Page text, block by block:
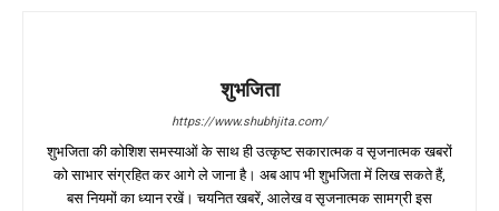
शुभजिता
https://www.shubhjita.com/
शुभजिता की कोशिश समस्याओं के साथ ही उत्कृष्ट सकारात्मक व सृजनात्मक खबरों
को साभार संग्रहित कर आगे ले जाना है। अब आप भी शुभजिता में लिख सकते हैं,
बस नियमों का ध्यान रखें। चयनित खबरें, आलेख व सृजनात्मक सामग्री इस